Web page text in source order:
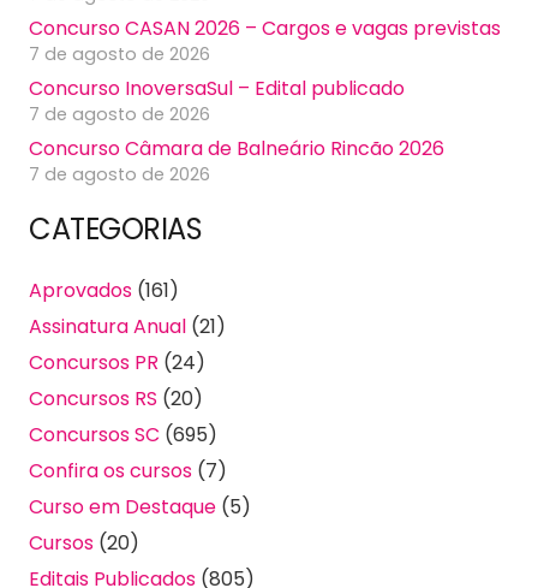
Concurso CASAN 2026 – Cargos e vagas previstas
7 de agosto de 2026
Concurso InoversaSul – Edital publicado
7 de agosto de 2026
Concurso Câmara de Balneário Rincão 2026
7 de agosto de 2026
CATEGORIAS
Aprovados (161)
Assinatura Anual (21)
Concursos PR (24)
Concursos RS (20)
Concursos SC (695)
Confira os cursos (7)
Curso em Destaque (5)
Cursos (20)
Editais Publicados (805)